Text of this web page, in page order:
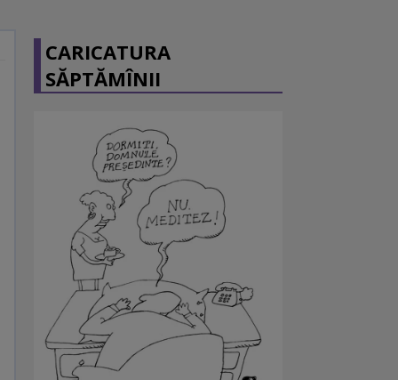
CARICATURA
SĂPTĂMÎNII